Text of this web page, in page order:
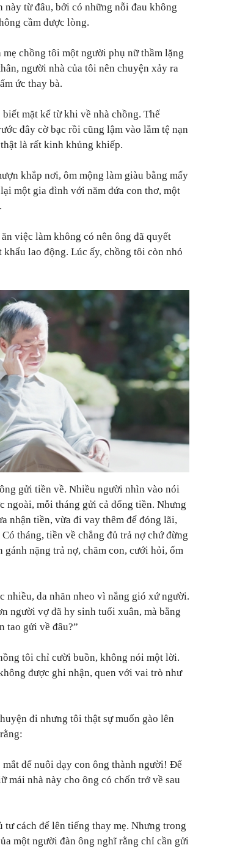
từ đâu, bởi có những nỗi đau không
cầm được lòng.
chồng tôi một người phụ nữ thầm lặng
người nhà của tôi nên chuyện xảy ra
ức thay bà.
mặt kể từ khi về nhà chồng. Thế
đây cờ bạc rồi cũng lậm vào lắm tệ nạn
là rất kinh khủng khiếp.
khắp nơi, ôm mộng làm giàu bằng mấy
một gia đình với năm đứa con thơ, một
việc làm không có nên ông đã quyết
lao động. Lúc ấy, chồng tôi còn nhỏ
gửi tiền về. Nhiều người nhìn vào nói
ngoài, mỗi tháng gửi cả đống tiền. Nhưng
nhận tiền, vừa đi vay thêm để đóng lãi,
tháng, tiền về chẳng đủ trả nợ chứ đừng
nặng trả nợ, chăm con, cưới hỏi, ốm
nhiều, da nhăn nheo vì nắng gió xứ người.
người vợ đã hy sinh tuổi xuân, mà bằng
tao gửi về đâu?”
tôi chỉ cười buồn, không nói một lời.
được ghi nhận, quen với vai trò như
đi nhưng tôi thật sự muốn gào lên
mắt để nuôi dạy con ông thành người! Để
mái nhà này cho ông có chốn trở về sau
cách để lên tiếng thay mẹ. Nhưng trong
một người đàn ông nghĩ rằng chỉ cần gửi